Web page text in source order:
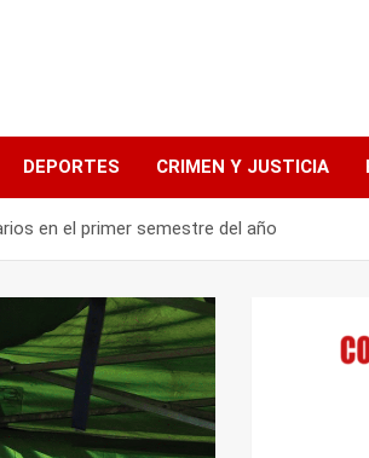
DEPORTES CRIMEN Y JUSTICIA
en el primer semestre del año